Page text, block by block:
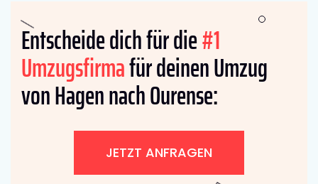
Entscheide dich für die#1
Umzugsfirmafür deinen Umzug
von Hagen nach Ourense:
JETZT ANFRAGEN